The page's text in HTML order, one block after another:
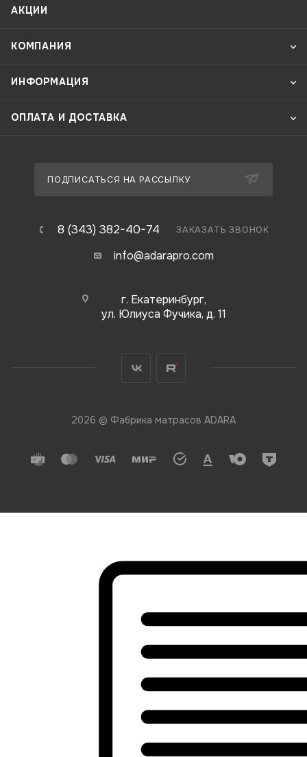
АКЦИИ
КОМПАНИЯ
ИНФОРМАЦИЯ
ОПЛАТА И ДОСТАВКА
ПОДПИСАТЬСЯ НА РАССЫЛКУ
8 (343) 382-40-74 ЗАКАЗАТЬ ЗВОНОК
info@adarapro.com
г. Екатеринбург,
ул. Юлиуса Фучика, д. 11
2026 © Фабрика матрасов ADARA